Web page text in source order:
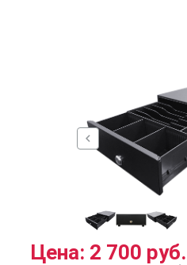
chevron_left
Цена: 2 700 руб.